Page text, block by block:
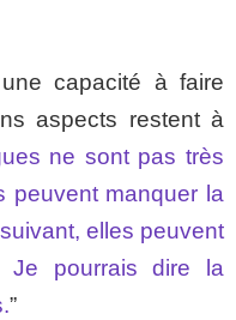
capacité à faire
aspects restent à
ne sont pas très
peuvent manquer la
elles peuvent
Je pourrais dire la
”